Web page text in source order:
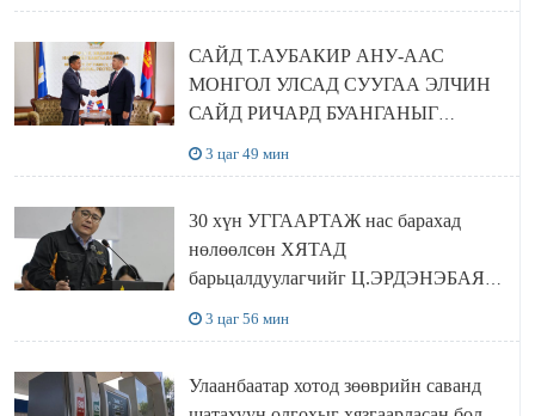
САЙД Т.АУБАКИР АНУ-ААС
МОНГОЛ УЛСАД СУУГАА ЭЛЧИН
САЙД РИЧАРД БУАНГАНЫГ
3 цаг 49 мин
30 хүн УГГААРТАЖ нас барахад
нөлөөлсөн ХЯТАД
барьцалдуулагчийг Ц.ЭРДЭНЭБАЯР
3 цаг 56 мин
Улаанбаатар хотод зөөврийн саванд